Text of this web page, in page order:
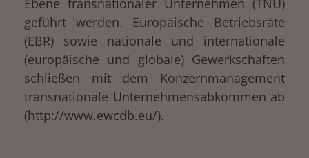
Ebene transnationaler Unternehmen (TNU)
geführt werden. Europäische Betriebsräte
(EBR) sowie nationale und internationale
(europäische und globale) Gewerkschaften
schließen mit dem Konzernmanagement
transnationale Unternehmensabkommen ab
(http://www.ewcdb.eu/).